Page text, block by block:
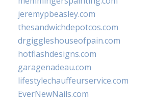
jeremypbeasley.com
thesandwichdepotcos.com
drgiggleshouseofpain.com
hotflashdesigns.com
garagenadeau.com
lifestylechauffeurservice.com
EverNewNails.com